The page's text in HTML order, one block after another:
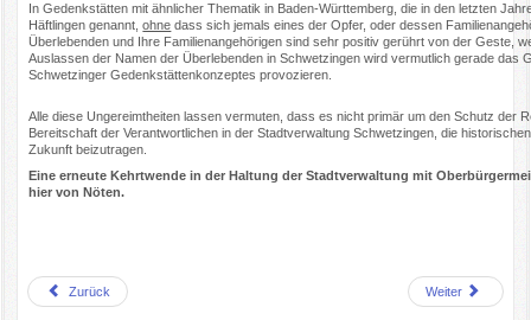
In Gedenkstätten mit ähnlicher Thematik in Baden-Württemberg, die in den letzten
Häftlingen genannt,ohne dass sich jemals eines der Opfer, oder dessen
Überlebenden und Ihre Familienangehörigen sind sehr positiv gerührt von der Geste,
Auslassen der Namen der Überlebenden in Schwetzingen wird vermutlich gerade
Schwetzinger Gedenkstättenkonzeptes provozieren.
Alle diese Ungereimtheiten lassen vermuten, dass es nicht primär um den Schutz
Bereitschaft der Verantwortlichen in der Stadtverwaltung Schwetzingen, die
Zukunft beizutragen.
Eine erneute Kehrtwende in der Haltung der Stadtverwaltung mit
hier von Nöten.
Zurück Weiter